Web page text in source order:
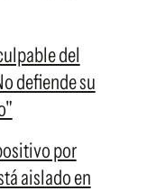
del
defiende su
por
aislado en